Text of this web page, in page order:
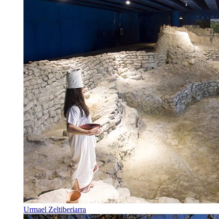
Urmael Zeltiberiarra